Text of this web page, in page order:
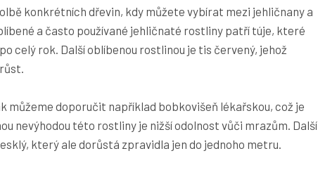
konkrétních dřevin, kdy můžete vybírat mezi jehličnany a
a často používané jehličnaté rostliny patří túje, které
celý rok. Další oblíbenou rostlinou je tis červený, jehož
můžeme doporučit například bobkovišeň lékařskou, což je
nevýhodou této rostliny je nižší odolnost vůči mrazům. Další
který ale dorůstá zpravidla jen do jednoho metru.